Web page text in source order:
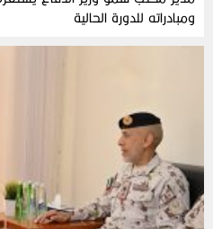
ومبادراته للدورة الحالية